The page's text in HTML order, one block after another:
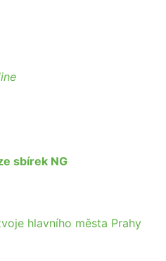
sbírek NG
hlavního města Prahy